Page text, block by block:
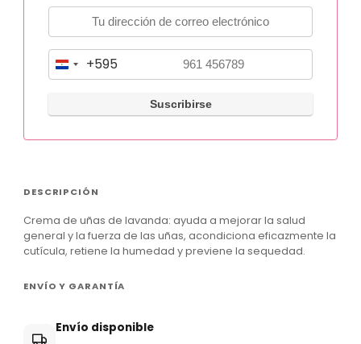
P
r
a
y
+
+595
DESCRIPCIÓN
Crema de uñas de lavanda: ayuda a mejorar la salud
general y la fuerza de las uñas, acondiciona eficazmente la
cutícula, retiene la humedad y previene la sequedad.
ENVÍO Y GARANTÍA
Envío disponible